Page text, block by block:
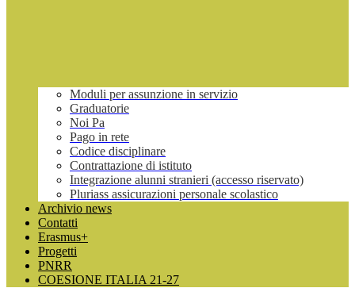
Moduli per assunzione in servizio
Graduatorie
Noi Pa
Pago in rete
Codice disciplinare
Contrattazione di istituto
Integrazione alunni stranieri (accesso riservato)
Pluriass assicurazioni personale scolastico
Archivio news
Contatti
Erasmus+
Progetti
PNRR
COESIONE ITALIA 21-27